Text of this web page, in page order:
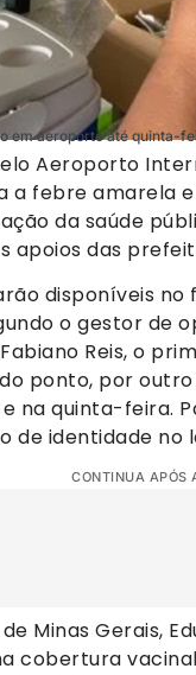
em aeroporto até quinta-
Aeroporto
a febre amarela
da saúde
apoios das
disponíveis
o gestor de
Reis, o
ponto, por
na quinta-feira.
de identidade no
CONTINUA APÓS
Minas Gerais,
cobertura